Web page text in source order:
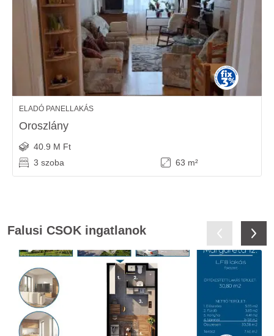
ELADÓ PANELLAKÁS
Oroszlány
40.9 M Ft
3 szoba
63 m²
Falusi CSOK ingatlanok